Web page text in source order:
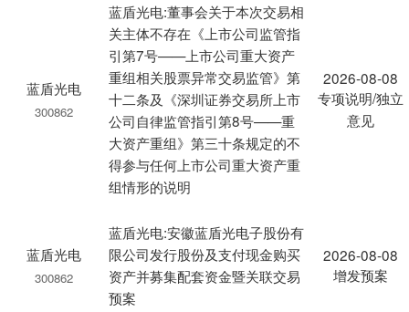
蓝盾光电
300862
蓝盾光电:董事会关于本次交易相
关主体不存在《上市公司监管指
引第7号——上市公司重大资产
重组相关股票异常交易监管》第
十二条及《深圳证券交易所上市
公司自律监管指引第8号——重
大资产重组》第三十条规定的不
得参与任何上市公司重大资产重
组情形的说明
2026-08-08
专项说明/独立
意见
蓝盾光电
300862
蓝盾光电:安徽蓝盾光电子股份有
限公司发行股份及支付现金购买
资产并募集配套资金暨关联交易
预案
2026-08-08
增发预案